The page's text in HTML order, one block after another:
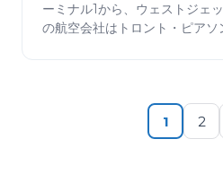
ーミナル1から、ウェストジェ
の航空会社はトロント・ピア
1 2